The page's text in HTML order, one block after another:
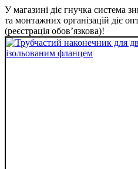
У магазині діє гнучка система
та монтажних організацій діє
(реєстрація обов’язкова)!